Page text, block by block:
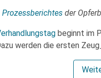
Prozessberichtes der
beginnt im
werden die ersten